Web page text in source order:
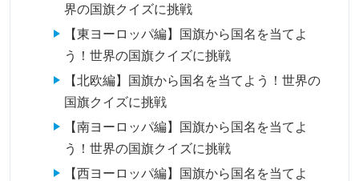
界の国旗クイズに挑戦
【東ヨーロッパ編】国旗から国名を当てよ
う！世界の国旗クイズに挑戦
【北欧編】国旗から国名を当てよう！世界の
国旗クイズに挑戦
【南ヨーロッパ編】国旗から国名を当てよ
う！世界の国旗クイズに挑戦
【西ヨーロッパ編】国旗から国名を当てよ